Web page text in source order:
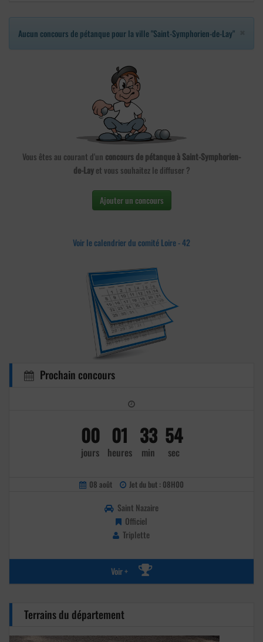
Aucun concours de pétanque pour la ville "Saint-Symphorien-de-Lay"
Vous êtes au courant d'un concours de pétanque à Saint-Symphorien-
de-Layet vous souhaitez le diffuser ?
Ajouter un concours
Voir le calendrier du comité Loire - 42
Prochain concours
00
jours
01
heures
33
min
53
sec
08 août Jet du but : 08H00
Saint Nazaire
Officiel
Triplette
Voir +
Terrains du département